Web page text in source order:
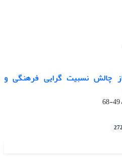
چالش نسبیت گرایی فرهنگی و
49-68